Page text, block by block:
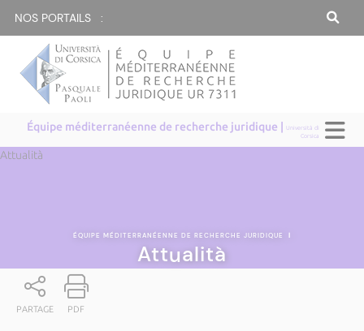
NOS PORTAILS :
Équipe méditerranéenne de recherche juridique |Università di
Corsica
Attualità
ÉQUIPE MÉDITERRANÉENNE DE RECHERCHE JURIDIQUE |
Attualità
PARTAGE PDF